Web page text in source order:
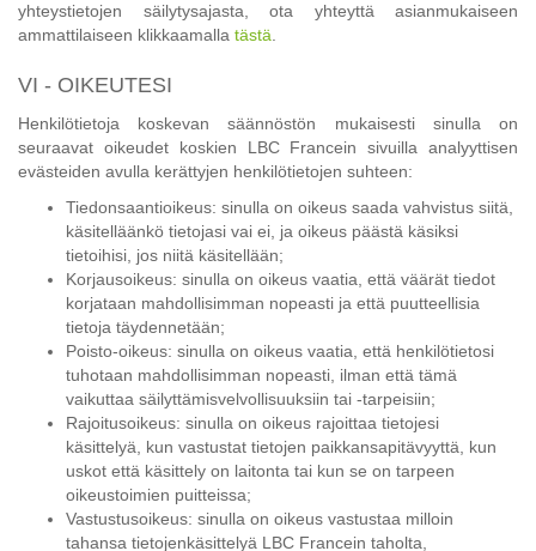
yhteystietojen säilytysajasta, ota yhteyttä asianmukaiseen
ammattilaiseen klikkaamalla tästä
VI - OIKEUTESI
Henkilötietoja koskevan säännöstön mukaisesti sinulla on
seuraavat oikeudet koskien LBC Francein sivuilla analyyttisen
evästeiden avulla kerättyjen henkilötietojen suhteen:
Tiedonsaantioikeus: sinulla on oikeus saada vahvistus siitä,
käsitelläänkö tietojasi vai ei, ja oikeus päästä käsiksi
tietoihisi, jos niitä käsitellään;
Korjausoikeus: sinulla on oikeus vaatia, että väärät tiedot
korjataan mahdollisimman nopeasti ja että puutteellisia
tietoja täydennetään;
Poisto-oikeus: sinulla on oikeus vaatia, että henkilötietosi
tuhotaan mahdollisimman nopeasti, ilman että tämä
vaikuttaa säilyttämisvelvollisuuksiin tai -tarpeisiin;
Rajoitusoikeus: sinulla on oikeus rajoittaa tietojesi
käsittelyä, kun vastustat tietojen paikkansapitävyyttä, kun
uskot että käsittely on laitonta tai kun se on tarpeen
oikeustoimien puitteissa;
Vastustusoikeus: sinulla on oikeus vastustaa milloin
tahansa tietojenkäsittelyä LBC Francein taholta,